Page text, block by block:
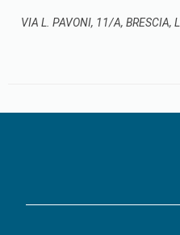
VIA L. PAVONI, 11/A, BRESCIA,